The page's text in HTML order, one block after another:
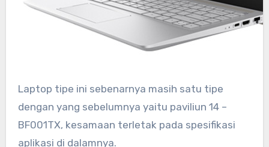
Laptop tipe ini sebenarnya masih satu tipe
dengan yang sebelumnya yaitu paviliun 14 –
BF001TX, kesamaan terletak pada spesifikasi
aplikasi di dalamnya.